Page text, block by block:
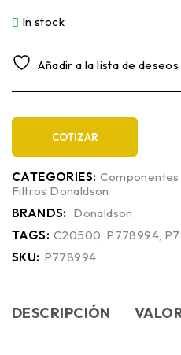
In stock
Añadir a la lista de deseos
COTIZAR
CATEGORIES:
Filtros Donaldson
BRANDS: Donaldson
TAGS: C20500, P778994,
SKU: P778994
DESCRIPCIÓN